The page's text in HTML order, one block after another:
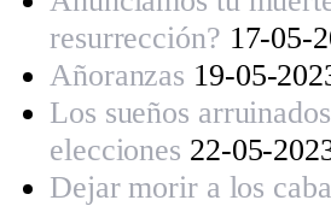
resurrección? 17-05-
Añoranzas 19-05-
Los sueños
elecciones 22-05-
Dejar morir a los